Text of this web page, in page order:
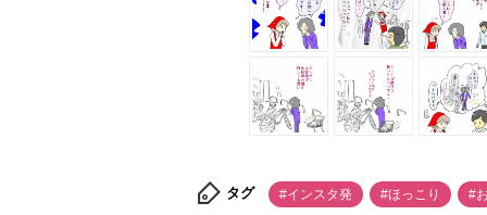
タグ #インスタ発 #ほっこり #